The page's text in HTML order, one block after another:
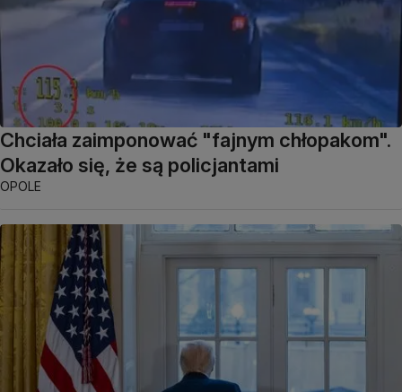
Chciała zaimponować "fajnym chłopakom".
Okazało się, że są policjantami
OPOLE